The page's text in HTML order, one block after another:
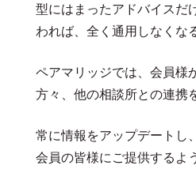
型にはまったアドバイスだ
われば、全く通用しなくな
ペアマリッジでは、会員様
方々、他の相談所との連携
常に情報をアップデートし
会員の皆様にご提供するよ